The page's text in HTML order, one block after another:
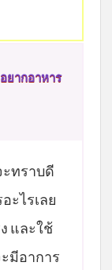
ยากอาหาร
ทราบดี
ะไรเลย
และใช้
มีอาการ